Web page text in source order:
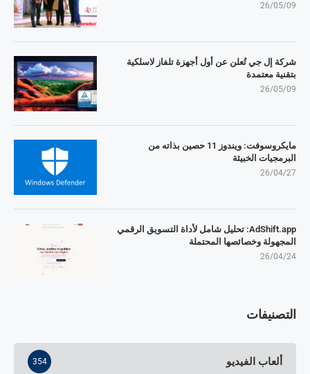
26/05/09
شركة إل جي تُعلن عن أول أجهزة تلفاز لاسلكية
بتقنية معتمدة
26/05/09
مايكروسوفت: ويندوز 11 حصين بذاته من
البرمجيات الخبيثة
26/04/27
AdShift.app: تحليل شامل لأداة التسويق الرقمي
المجهولة وخصائصها المحتملة
26/04/24
التصنيفات
ألعاب الفيديو 354